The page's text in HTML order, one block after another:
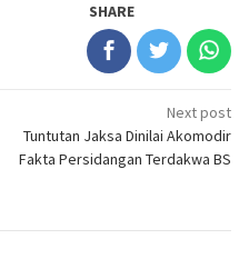
SHARE
Next post
Tuntutan Jaksa Dinilai Akomodir
Fakta Persidangan Terdakwa BS